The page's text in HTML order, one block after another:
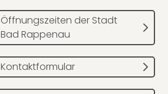
Öffnungszeiten der Stadt
Bad Rappenau
Kontaktformular